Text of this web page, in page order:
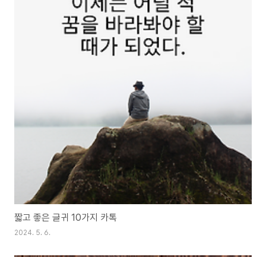
짧고 좋은 글귀 10가지 카톡
2024. 5. 6.